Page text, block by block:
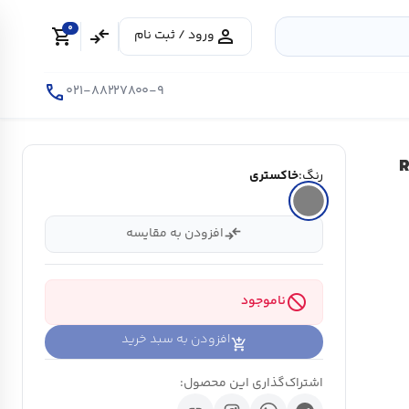
person ورود / ثبت نام compare_arrows
shopping_cart
0
۰۲۱-۸۸۲۲۷۸۰۰-۹call
رنگ:خاکستری
compare_arrowsافزودن به مقایسه
blockناموجود
افزودن به سبد خرید
اشتراک‌گذاری این محصول: